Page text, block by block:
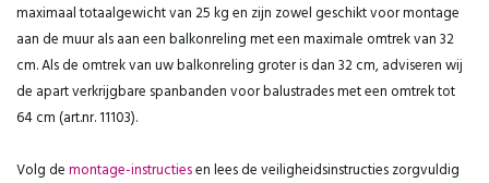
maximaal totaalgewicht van 25 kg en zijn zowel geschikt voor montage
aan de muur als aan een balkonreling met een maximale omtrek van 32
cm. Als de omtrek van uw balkonreling groter is dan 32 cm, adviseren wij
de apart verkrijgbare spanbanden voor balustrades met een omtrek tot
64 cm (art.nr. 11103).
Volg demontage-instructiesen lees de veiligheidsinstructies zorgvuldig